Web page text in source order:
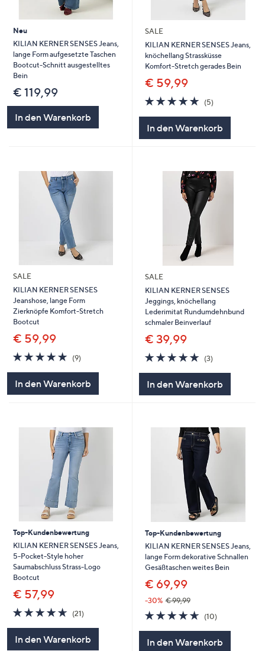
Neu
KILIAN KERNER SENSES Jeans,
lange Form aufgesetzte Taschen
Bootcut-Schnitt ausgestelltes
Bein
€ 119,99
In den Warenkorb
SALE
KILIAN KERNER SENSES Jeans,
knöchellang Strassküsse
Komfort-Stretch gerades Bein
€ 59,99
4.8
von
(5)5
In den Warenkorb
SALE
KILIAN KERNER SENSES
Jeanshose, lange Form
Zierknöpfe Komfort-Stretch
Bootcut
€ 59,99
4.8
von
(9)9
In den Warenkorb
SALE
KILIAN KERNER SENSES
Jeggings, knöchellang
Lederimitat Rundumdehnbund
schmaler Beinverlauf
€ 39,99
4.7
von
(3)3
In den Warenkorb
Top-Kundenbewertung
KILIAN KERNER SENSES Jeans,
5-Pocket-Style hoher
Saumabschluss Strass-Logo
Bootcut
€ 57,99
4.6
von
(21)21
In den Warenkorb
Top-Kundenbewertung
KILIAN KERNER SENSES Jeans,
lange Form dekorative Schnallen
Gesäßtaschen weites Bein
€ 69,99
-30% € 99,99
4.6
von
(10)10
In den Warenkorb